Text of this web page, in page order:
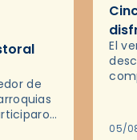
de
El
05/